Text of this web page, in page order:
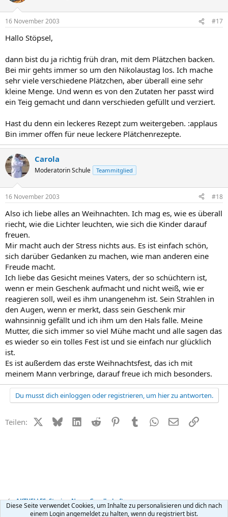
16 November 2003 #17
Hallo Stöpsel,
dann bist du ja richtig früh dran, mit dem Plätzchen backen.
Bei mir gehts immer so um den Nikolaustag los. Ich mache
sehr viele verschiedene Plätzchen, aber überall eine sehr
kleine Menge. Und wenn es von den Zutaten her passt wird
ein Teig gemacht und dann verschieden gefüllt und verziert.
Hast du denn ein leckeres Rezept zum weitergeben. :applaus
Bin immer offen für neue leckere Plätchenrezepte.
Carola
Moderatorin Schule Teammitglied
16 November 2003 #18
Also ich liebe alles an Weihnachten. Ich mag es, wie es überall
riecht, wie die Lichter leuchten, wie sich die Kinder darauf
freuen.
Mir macht auch der Stress nichts aus. Es ist einfach schön,
sich darüber Gedanken zu machen, wie man anderen eine
Freude macht.
Ich liebe das Gesicht meines Vaters, der so schüchtern ist,
wenn er mein Geschenk aufmacht und nicht weiß, wie er
reagieren soll, weil es ihm unangenehm ist. Sein Strahlen in
den Augen, wenn er merkt, dass sein Geschenk mir
wahnsinnig gefällt und ich ihm um den Hals falle. Meine
Mutter, die sich immer so viel Mühe macht und alle sagen das
es wieder so ein tolles Fest ist und sie einfach nur glücklich
ist.
Es ist außerdem das erste Weihnachtsfest, das ich mit
meinem Mann verbringe, darauf freue ich mich besonders.
Du musst dich einloggen oder registrieren, um hier zu antworten.
Teilen: X (Twitter)
BlueskyLinkedIn
Reddit PinterestTumblr WhatsApp
E-MailLink
AKTUELLES: Stories, News, Gesellschaft
Diese Seite verwendet Cookies, um Inhalte zu personalisieren und dich nach
einem Login angemeldet zu halten, wenn du registriert bist.